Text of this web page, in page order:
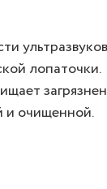
лопаточки.
и очищенной.